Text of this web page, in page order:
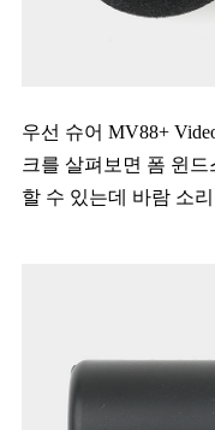
우선 슈어 MV88+
크를 살펴보면 폼 윈
할 수 있는데 바람 소